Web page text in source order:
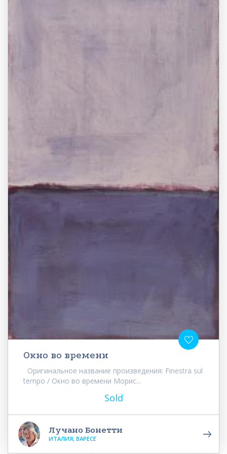
Окно во времени
Оригинальное название произведения: Finestra sul
tempo / Окно во времени Морис...
Sold
Лучано Бонетти
ИТАЛИЯ, ВАРЕСЕ